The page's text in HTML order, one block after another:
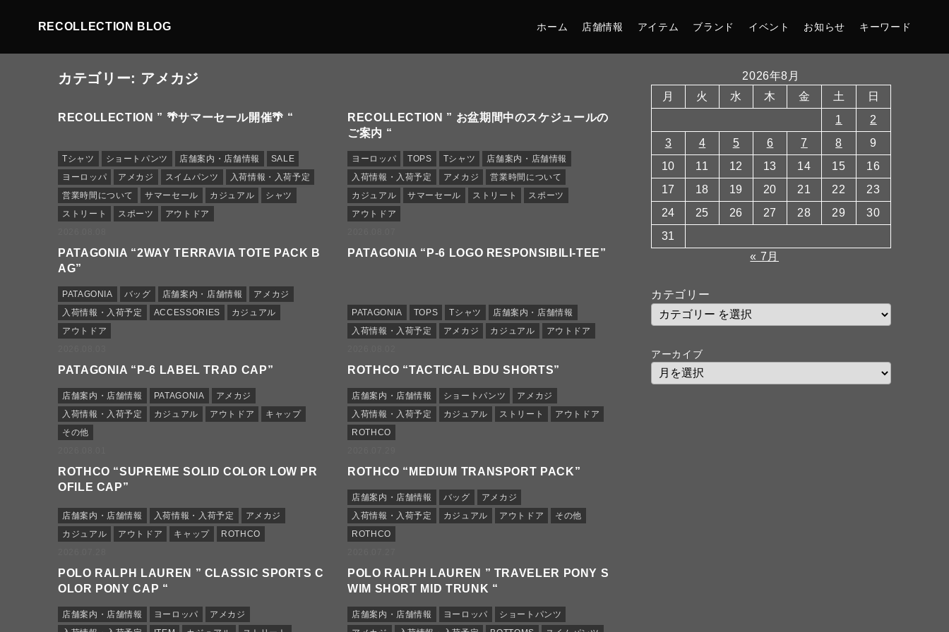
RECOLLECTION BLOG ホーム 店舗情報 アイテム ブランド イベント お知らせ キーワード
カテゴリー: アメカジ
RECOLLECTION ” 🌴サマーセール開催🌴 “
Tシャツ ショートパンツ 店舗案内・店舗情報
SALE
ヨーロッパ
アメカジ スイムパンツ
入荷情報・入荷予定
営業時間について
サマーセール カジュアル
シャツ
ストリート
スポーツ
アウトドア
RECOLLECTION ” お盆期間中のスケジュールの
ご案内 “
ヨーロッパ TOPS Tシャツ
店舗案内・店舗情報
入荷情報・入荷予定
アメカジ
営業時間について
カジュアル
サマーセール ストリート
スポーツ
アウトドア
PATAGONIA “2WAY TERRAVIA TOTE PACK B
AG”
PATAGONIA バッグ 店舗案内・店舗情報
アメカジ
入荷情報・入荷予定
ACCESSORIES
カジュアル
アウトドア
PATAGONIA “P-6 LOGO RESPONSIBILI-TEE”
PATAGONIA TOPS Tシャツ
店舗案内・店舗情報
入荷情報・入荷予定
アメカジ カジュアル
アウトドア
PATAGONIA “P-6 LABEL TRAD CAP”
店舗案内・店舗情報 PATAGONIA
アメカジ
入荷情報・入荷予定
カジュアル アウトドア
キャップ
その他
ROTHCO “TACTICAL BDU SHORTS”
店舗案内・店舗情報 ショートパンツ
アメカジ
入荷情報・入荷予定
カジュアル ストリート
アウトドア
ROTHCO
ROTHCO “SUPREME SOLID COLOR LOW PR
OFILE CAP”
店舗案内・店舗情報 入荷情報・入荷予定
アメカジ
カジュアル
アウトドア キャップ
ROTHCO
ROTHCO “MEDIUM TRANSPORT PACK”
店舗案内・店舗情報 バッグ
アメカジ
入荷情報・入荷予定
カジュアル アウトドア
その他
ROTHCO
POLO RALPH LAUREN ” CLASSIC SPORTS C
OLOR PONY CAP “
店舗案内・店舗情報 ヨーロッパ
アメカジ
POLO RALPH LAUREN ” TRAVELER PONY S
WIM SHORT MID TRUNK “
店舗案内・店舗情報 ヨーロッパ
ショートパンツ
2026年8月
月
火 水 木 金 土
日
1
2
3
4 5 6 7 8
9
10
11 12 13 14 15
16
17
18 19 20 21 22
23
24
25 26 27 28 29
30
31
« 7月
カテゴリー
アーカイブ